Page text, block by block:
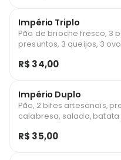
Império Triplo
Pão de brioche fresco, 3
presuntos, 3 queijos, 3
R$ 34,00
Império Duplo
Pão, 2 bifes artesanais,
calabresa, salada,
R$ 35,00